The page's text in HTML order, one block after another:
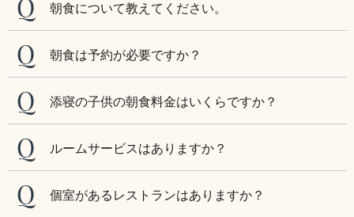
朝食について教えてください。
朝食は予約が必要ですか？
添寝の子供の朝食料金はいくらですか？
ルームサービスはありますか？
個室があるレストランはありますか？